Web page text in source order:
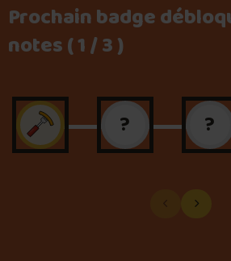
Prochain badge
notes ( 1 / 3 )
? ?